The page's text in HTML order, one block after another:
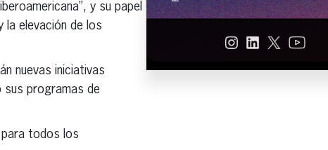
y su papel
la elevación de los
nuevas iniciativas
sus programas de
para todos los